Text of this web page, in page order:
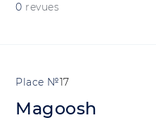
0 revues
17
Magoosh